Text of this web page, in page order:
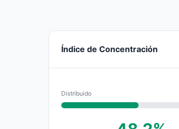
Índice de Concentración
Distribuido